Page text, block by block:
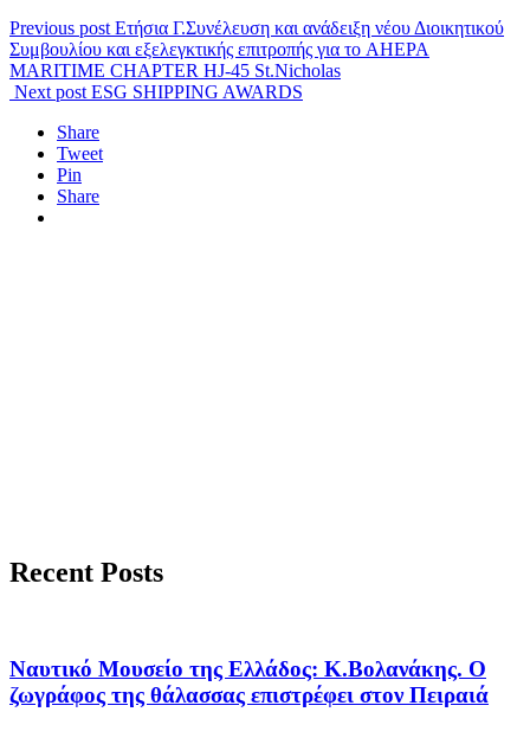
Previous post Ετήσια Γ.Συνέλευση και ανάδειξη νέου Διοικητικού
Συμβουλίου και εξελεγκτικής επιτροπής για το AHEPA
MARITIME CHAPTER HJ-45 St.Nicholas
Next post ESG SHIPPING AWARDS
Share
Tweet
Pin
Share
Recent Posts
Ναυτικό Μουσείο της Ελλάδος: Κ.Βολανάκης. Ο
ζωγράφος της θάλασσας επιστρέφει στον Πειραιά